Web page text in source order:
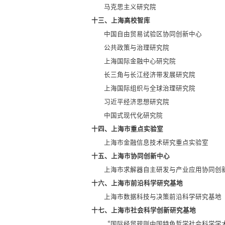
马克思主义研究院
十三、上海高校智库
中国自由贸易试验区协同创新中心
公共政策与治理研究院
上海国际金融中心研究院
长三角与长江经济带发展研究院
上海国际组织与全球治理研究院
习近平经济思想研究院
中国式现代化研究院
十四、上海市重点实验室
上海市金融信息技术研究重点实验室
十五、上海市协同创新中心
上海市求解器自主研发与产业应用协同创
十六、上海市前沿科学研究基地
上海市数据科技与决策前沿科学研究基地
十七、上海市社会科学创新研究基地